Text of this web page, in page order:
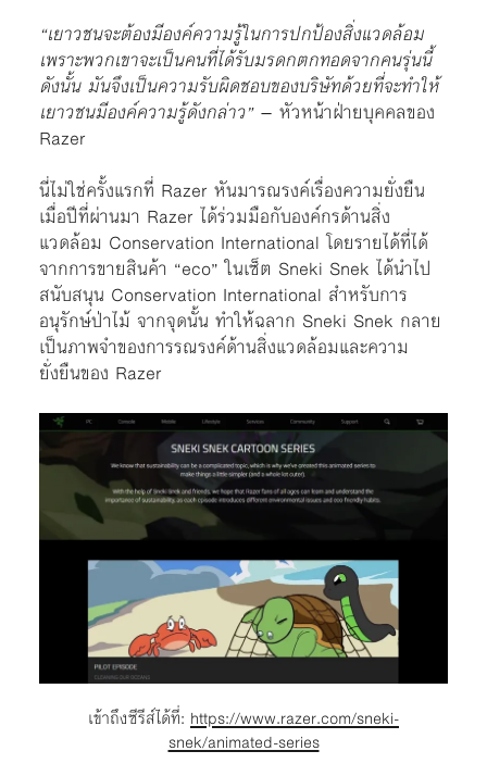
“เยาวชนจะต้องมีองค์ความรู้ในการปกป้องสิ่งแวดล้อม
เพราะพวกเขาจะเป็นคนที่ได้รับมรดกตกทอดจากคนรุ่นนี้
ดังนั้น มันจึงเป็นความรับผิดชอบของบริษัทด้วยที่จะทำให้
เยาวชนมีองค์ความรู้ดังกล่าว”– หัวหน้าฝ่ายบุคคลของ
Razer
นี่ไม่ใช่ครั้งแรกที่ Razer หันมารณรงค์เรื่องความยั่งยืน
เมื่อปีที่ผ่านมา Razer ได้ร่วมมือกับองค์กรด้านสิ่ง
แวดล้อม Conservation International โดยรายได้ที่ได้
จากการขายสินค้า “eco” ในเซ็ต Sneki Snek ได้นำไป
สนับสนุน Conservation International สำหรับการ
อนุรักษ์ป่าไม้ จากจุดนั้น ทำให้ฉลาก Sneki Snek กลาย
เป็นภาพจำของการรณรงค์ด้านสิ่งแวดล้อมและความ
ยั่งยืนของ Razer
เข้าถึงซีรีส์ได้ที่: https://www.razer.com/sneki-
snek/animated-series